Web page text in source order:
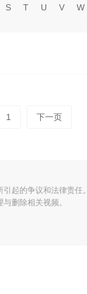
S T U V W
1 下一页
起的争议和法律责任。
删除相关视频。